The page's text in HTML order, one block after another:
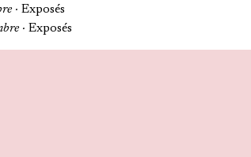
· Exposés
· Exposés